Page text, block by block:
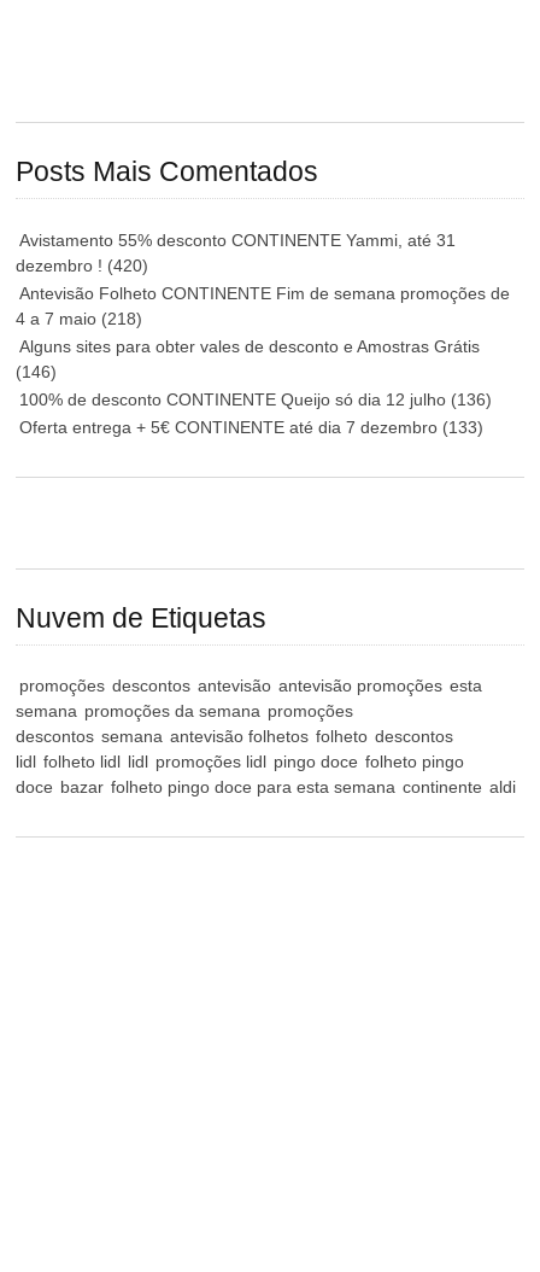
Posts Mais Comentados
Avistamento 55% desconto CONTINENTE Yammi, até 31
dezembro ! (420)
Antevisão Folheto CONTINENTE Fim de semana promoções de
4 a 7 maio (218)
Alguns sites para obter vales de desconto e Amostras Grátis
(146)
100% de desconto CONTINENTE Queijo só dia 12 julho (136)
Oferta entrega + 5€ CONTINENTE até dia 7 dezembro (133)
Nuvem de Etiquetas
promoções descontos antevisão antevisão promoções esta
semana promoções da semana promoções
descontos semana antevisão folhetos folheto descontos
lidl folheto lidl lidl promoções lidl pingo doce folheto pingo
doce bazar folheto pingo doce para esta semana continente aldi